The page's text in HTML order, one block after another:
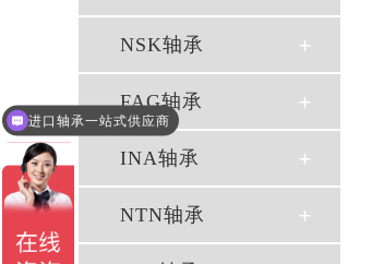
NSK轴承
FAG轴承
INA轴承
NTN轴承
欢迎来到上海澳御轴承有限公司
进口轴承一站式供应商